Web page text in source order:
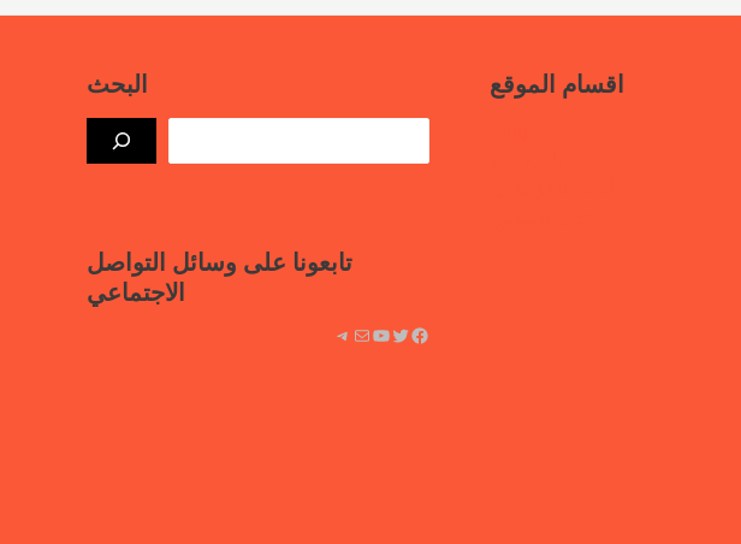
اقسام الموقع البحث
تابعونا على وسائل التواصل
الاجتماعي
فيسبوك تويتر يوتيوب بريد تيليجرام